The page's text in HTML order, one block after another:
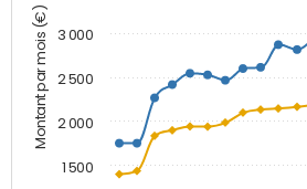
Montant par mois (€)
1 500
2 000
2 500
3 000